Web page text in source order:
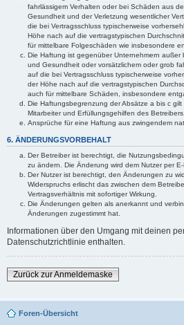
fahrlässigem Verhalten oder bei Schäden aus
Gesundheit und der Verletzung wesentlicher
die bei Vertragsschluss typischerweise
Höhe nach auf die vertragstypischen
für mittelbare Folgeschäden wie insbesondere
Die Haftung ist gegenüber Unternehmern
und Gesundheit oder vorsätzlichem oder grob
auf die bei Vertragsschluss typischerweise
der Höhe nach auf die vertragstypischen
auch für mittelbare Schäden, insbesondere
Die Haftungsbegrenzung der Absätze a bis c
Mitarbeiter und Erfüllungsgehilfen des Betreibers.
Ansprüche für eine Haftung aus zwingendem
6. ÄNDERUNGSVORBEHALT
Der Betreiber ist berechtigt, die
zu ändern. Die Änderung wird dem Nutzer per E-
Der Nutzer ist berechtigt, den Änderungen zu
Widerspruchs erlischt das zwischen dem
Vertragsverhältnis mit sofortiger Wirkung.
Die Änderungen gelten als anerkannt und
Änderungen zugestimmt hat.
Informationen über den Umgang mit deinen
Datenschutzrichtlinie enthalten.
Zurück zur Anmeldemaske
Foren-Übersicht